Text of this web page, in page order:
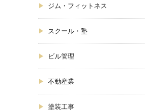
ジム・フィットネス
スクール・塾
ビル管理
不動産業
塗装工事